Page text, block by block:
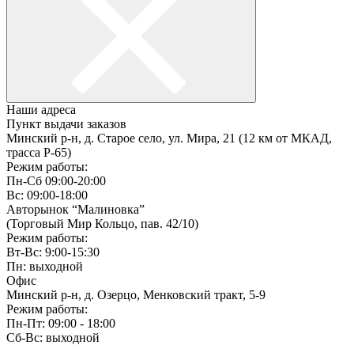
Наши адреса
Пункт выдачи заказов
Минский р-н, д. Старое село, ул. Мира, 21 (12 км от МКАД,
трасса P-65)
Режим работы:
Пн-Сб 09:00-20:00
Вс: 09:00-18:00
Авторынок “Малиновка”
(Торговый Мир Кольцо, пав. 42/10)
Режим работы:
Вт-Вс: 9:00-15:30
Пн: выходной
Офис
Минский р-н, д. Озерцо, Менковский тракт, 5-9
Режим работы:
Пн-Пт: 09:00 - 18:00
Сб-Вс: выходной